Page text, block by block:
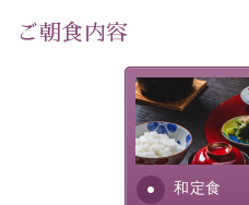
ご覧いただけませんが、徒
ある花火をお楽しみいただけ
秋の夜長、諏訪湖目の前の
に彩りを添える特別な思い
ご朝食内容
和定食
さっぱりとし
れる食材は、
ふんだんに取
安全を心掛け